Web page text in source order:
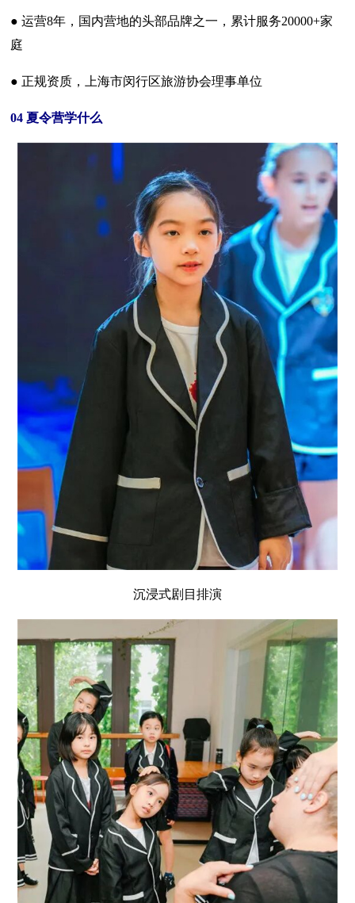
● 运营8年，国内营地的头部品牌之一，累计服务20000+家
庭
● 正规资质，上海市闵行区旅游协会理事单位
04 夏令营学什么
沉浸式剧目排演